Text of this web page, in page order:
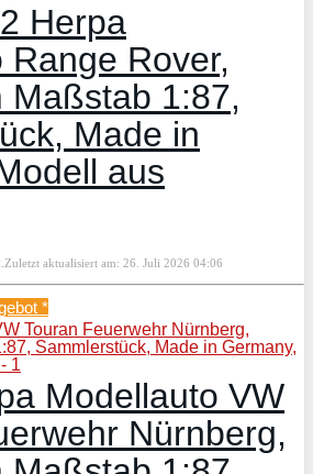
Herpa
Range Rover,
Maßstab 1:87,
Made in
aus
Zuletzt aktualisiert am: 26. Juli 2026 04:06
*
Modellauto VW
Nürnberg,